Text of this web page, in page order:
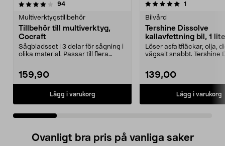
94recensioner
Multiverktygstillbehör
Tillbehör till multiverktyg,
Cocraft
Sågbladsset i 3 delar för sågning i
olika material. Passar till flera
159,90
Lägg i varukorg
5.0 av 5 stjärnor 1
Bilvård
Tershine Dissolve
kallavfettning bil, 1
Löser asfaltfläckar, olja,
vägsalt snabbt. Tershine
139,00
Lägg i varukorg
4.0 av 5 stjärnor
Ovanligt bra pris på vanliga saker